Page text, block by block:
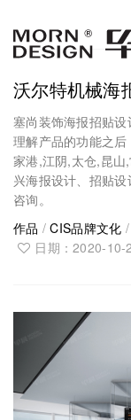
沃尔特机械海
塞尚装饰海报招贴
理解产品的功能之
家港,江阴,太仓,昆
兴海报设计、招贴
咨询。
作品 /CIS品牌文化
日期：2020-10-